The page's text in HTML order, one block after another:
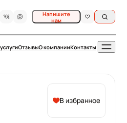
Напишите
нам
ОтзывыО компанииКонтакты
В избранное